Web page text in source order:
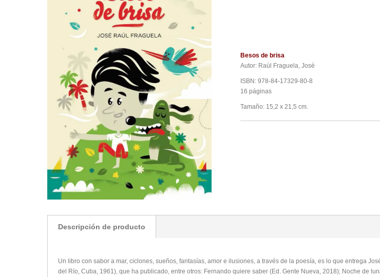
Besos de brisa
Autor: Raúl Fraguela, José
ISBN: 978-84-17329-80-8
16 páginas
Tamaño: 15,2 x 21,5 cm.
Descripción de producto
Un libro con sabor a mar, ciclones, sueños, fantasías, amor e ilusiones, a través de la poesía, es lo que entrega
del Río, Cuba, 1961), que ha publicado, entre otros: Fernando quiere saber (Ed. Gente Nueva, 2018); Noche de